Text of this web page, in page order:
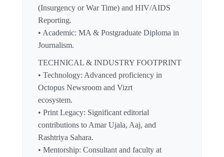
(Insurgency or War Time) and HIV/AIDS
Reporting.
• Academic: MA & Postgraduate Diploma in
Journalism.
TECHNICAL & INDUSTRY FOOTPRINT
• Technology: Advanced proficiency in
Octopus Newsroom and Vizrt
ecosystem.
• Print Legacy: Significant editorial
contributions to Amar Ujala, Aaj, and
Rashtriya Sahara.
• Mentorship: Consultant and faculty at